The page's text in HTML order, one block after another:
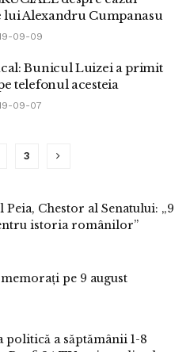
lui Alexandru Cumpanasu
09-09
Bunicul Luizei a primit
telefonul acesteia
09-07
3
Chestor al Senatului: „9
istoria românilor”
pe 9 august
politică a săptămânii 1-8